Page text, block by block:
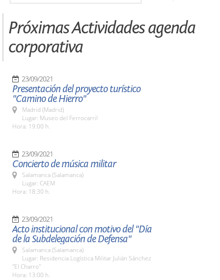
Próximas Actividades agenda
corporativa
23/09/2021
Presentación del proyecto turístico
"Camino de Hierro"
Madrid (Madrid)
Lugar: Museo del Ferrocarril
Hora: 19:00 h.
23/09/2021
Concierto de música militar
Salamanca (Salamanca)
Lugar: CAEM
Hora: 18:30 h.
23/09/2021
Acto institucional con motivo del "Día
de la Subdelegación de Defensa"
Salamanca (Salamanca)
Lugar: Residencia Logística Militar Julián Sánchez
"El Charro"
Hora: 13:00 h.